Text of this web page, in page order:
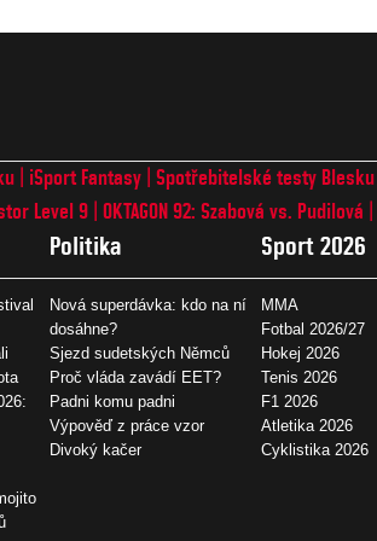
iSport Fantasy Spotřebitelské testy Blesku
Level 9 OKTAGON 92: Szabová vs. Pudilová
Politika
Nová superdávka: kdo na ní
dosáhne?
Sjezd sudetských Němců
Proč vláda zavádí EET?
Padni komu padni
Výpověď z práce vzor
Divoký kačer
Sport 2026
MMA
Fotbal 2026/27
Hokej 2026
Tenis 2026
F1 2026
Atletika 2026
Cyklistika 2026